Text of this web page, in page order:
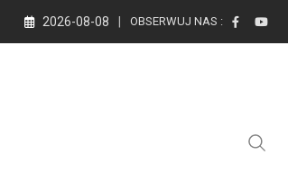
2026-08-08 OBSERWUJ NAS :